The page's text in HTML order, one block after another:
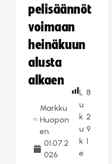
pelisäännöt
voimaan
heinäkuun
alusta
alkaen
Markku
Huopon
en
01.07.2
026
L
u
k
u
k
e
8
2
9
1